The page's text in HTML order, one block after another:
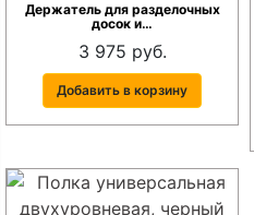
Держатель для разделочных
досок и…
3 975 руб.
Добавить в корзину